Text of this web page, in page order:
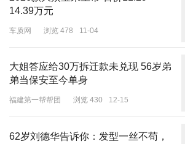
14.39万元
车质网 浏览 478 11-04
大姐答应给30万拆迁款未兑现 56岁弟
弟当保安至今单身
福建第一帮帮团 浏览 430 12-15
62岁刘德华告诉你：发型一丝不苟，